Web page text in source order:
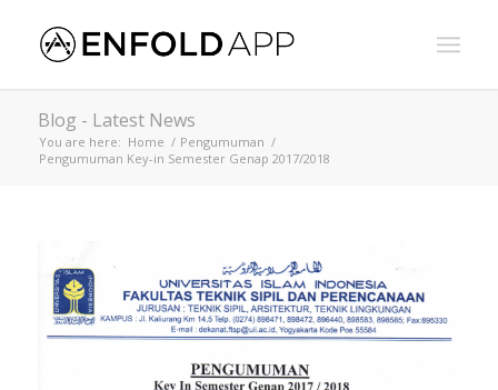
Blog - Latest News
You are here: Home / Pengumuman /
Pengumuman Key-in Semester Genap 2017/2018